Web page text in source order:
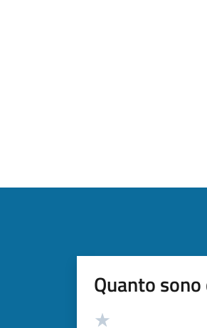
Quanto
Valutazione